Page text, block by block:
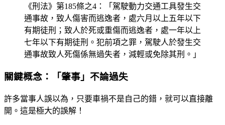
《刑法》第185條之4：「駕駛動力交通工具發生交
通事故，致人傷害而逃逸者，處六月以上五年以下
有期徒刑；致人於死或重傷而逃逸者，處一年以上
七年以下有期徒刑。犯前項之罪，駕駛人於發生交
通事故致人死傷係無過失者，減輕或免除其刑。」
關鍵概念：「肇事」不論過失
許多當事人誤以為，只要車禍不是自己的錯，就可以直接離
開。這是極大的誤解！